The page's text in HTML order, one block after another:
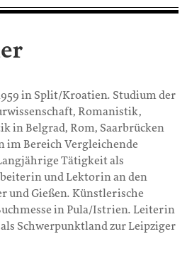
in Split/Kroatien. Studium der
Romanistik,
in Belgrad, Rom, Saarbrücken
im Bereich Vergleichende
Tätigkeit als
und Lektorin an den
und Gießen. Künstlerische
in Pula/Istrien. Leiterin
Schwerpunktland zur Leipziger